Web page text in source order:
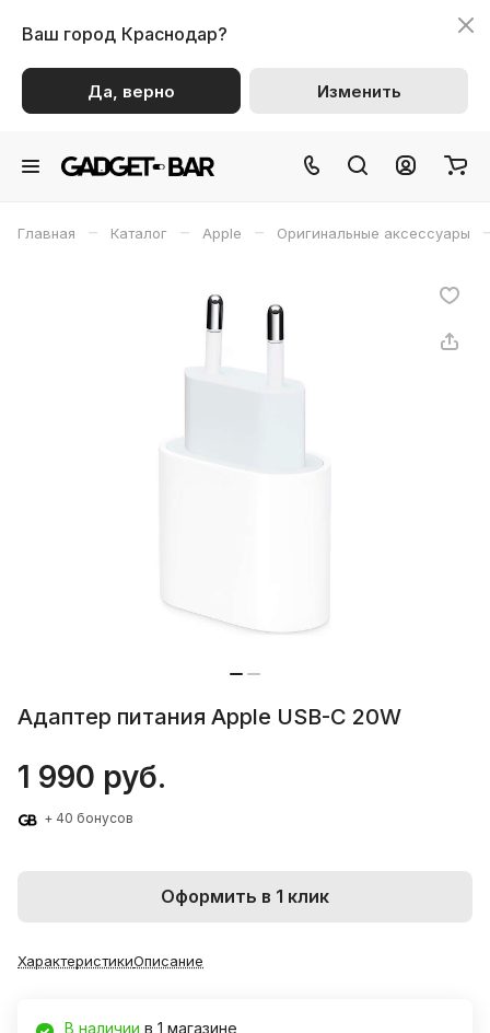
Ваш город Краснодар?
Да, верно Изменить
Главная – Каталог – Apple – Оригинальные аксессуары
Адаптер питания Apple USB-C 20W
1 990 руб.
+ 40 бонусов
Оформить в 1 клик
ХарактеристикиОписание
В наличии в 1 магазине